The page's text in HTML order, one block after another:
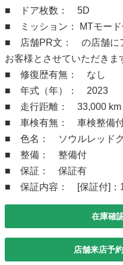
■ ドア枚数： 5D
■ ミッション： MTモード
■ 店舗PR文： の店舗に
お客様とさせていただきま
■ 修復歴有無： なし
■ 年式（年）： 2023
■ 走行距離： 33,000 km
■ 車検有無： 車検整備
■ 色名： ソウルレッドク
■ 整備： 整備付
■ 保証： 保証有
■ 保証内容： [保証付]：
在庫確
店舗来店予